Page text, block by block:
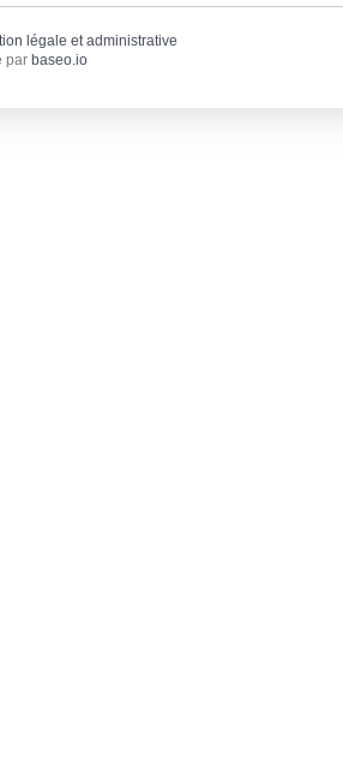
légale et administrative
par baseo.io